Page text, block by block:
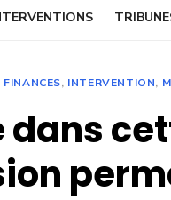
, INTERVENTION,